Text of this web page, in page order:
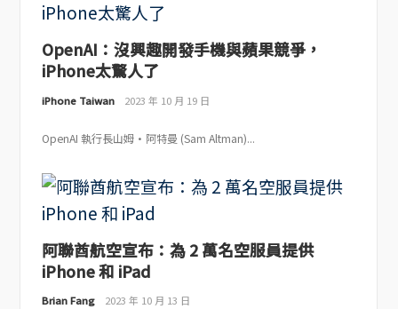
OpenAI：沒興趣開發手機與蘋果競爭，
iPhone太驚人了
iPhone Taiwan 2023 年 10 月 19 日
OpenAI 執行長山姆·阿特曼 (Sam Altman)...
阿聯酋航空宣布：為 2 萬名空服員提供
iPhone 和 iPad
Brian Fang 2023 年 10 月 13 日